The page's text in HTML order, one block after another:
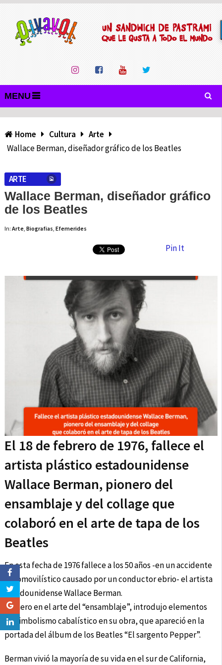
MENU
Home Cultura
Arte
Wallace Berman, diseñador gráfico de los Beatles
ARTE
Wallace Berman, diseñador gráfico
de los Beatles
In: Arte, Biografias, Efemerides
Pin It
El 18 de febrero de 1976, fallece el
artista plástico estadounidense
Wallace Berman, pionero del
ensamblaje y del collage que
colaboró en el arte de tapa de los
Beatles
En esta fecha de 1976 fallece a los 50 años -en un accidente
automovilístico causado por un conductor ebrio- el artista
estadounidense Wallace Berman.
Pionero en el arte del “ensamblaje”, introdujo elementos
de simbolismo cabalístico en su obra, que apareció en la
portada del álbum de los Beatles “El sargento Pepper”.
Berman vivió la mayoría de su vida en el sur de California,